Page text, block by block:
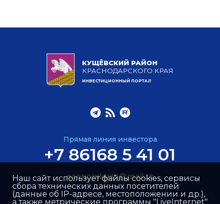
КУЩЁВСКИЙ РАЙОН
КРАСНОДАРСКОГО КРАЯ
ИНВЕСТИЦИОННЫЙ ПОРТАЛ
Прямая линия инвестора
+7 86168 5 41 01
economkush@mail.ru
Наш сайт использует файлы cookies, сервисы
сбора технических данных посетителей
(данные об IP-адресе, местоположении и др.),
а также метрические программы "LiveInternet"